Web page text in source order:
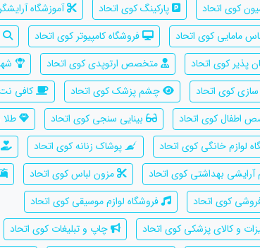
کوی اتحاد
پارکینگ کوی اتحاد
آموزشگاه
مامایی کوی اتحاد
فروشگاه کامپیوتر کوی اتحاد
پذیر کوی اتحاد
متخصص ارتوپدی کوی اتحاد
سازی کوی اتحاد
چشم پزشک کوی اتحاد
کافی
اطفال کوی اتحاد
بینایی سنجی کوی اتحاد
لوازم خانگی کوی اتحاد
پوشاک زنانه کوی اتحاد
آرایشی بهداشتی کوی اتحاد
مزون لباس کوی اتحاد
کوی اتحاد
فروشگاه لوازم موسیقی کوی اتحاد
و کالای پزشکی کوی اتحاد
چاپ و تبلیغات کوی اتحاد